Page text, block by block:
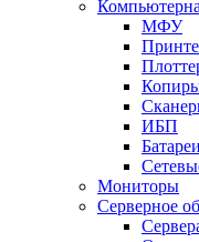
МФУ
ИБП
Мониторы
Серверное